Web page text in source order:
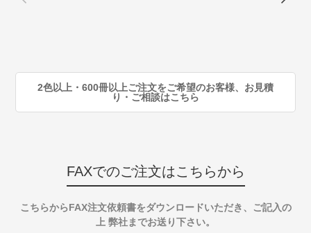
2色以上・600冊以上ご注文をご希望のお客様、お見積
り・ご相談はこちら
FAXでのご注文はこちらから
こちらからFAX注文依頼書をダウンロードいただき、ご記入の
上 弊社までお送り下さい。